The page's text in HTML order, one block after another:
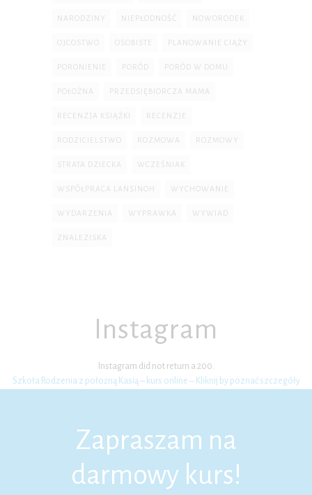
NARODZINY NIEPŁODNOŚĆ NOWORODEK
OJCOSTWO OSOBISTE PLANOWANIE CIĄŻY
PORONIENIE PORÓD PORÓD W DOMU
POŁOŻNA PRZEDSIĘBIORCZA MAMA
RECENZJA KSIĄŻKI RECENZJE
RODZICIELSTWO ROZMOWA ROZMOWY
STRATA DZIECKA WCZEŚNIAK
WSPÓŁPRACA LANSINOH WYCHOWANIE
WYDARZENIA WYPRAWKA WYWIAD
ZNALEZISKA
Instagram
Instagram did not return a 200.
Szkoła Rodzenia z położną Kasią – kurs online – Kliknij by poznać szczegóły
Zapraszam na
darmowy kurs!